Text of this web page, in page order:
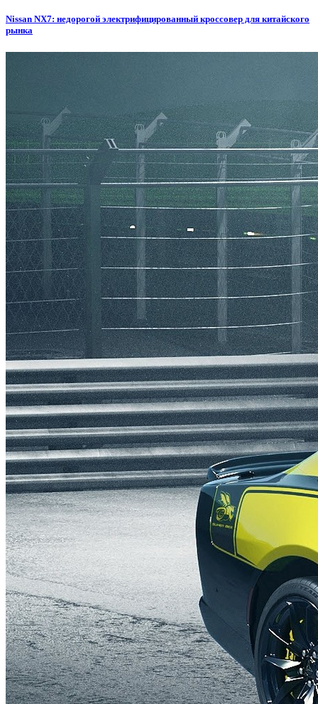
Nissan NX7: недорогой электрифицированный кроссовер для китайского
рынка